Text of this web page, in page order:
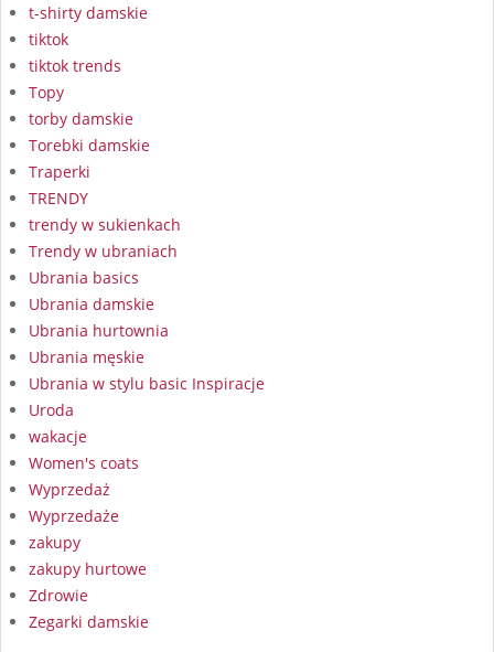
t-shirty damskie
tiktok
tiktok trends
Topy
torby damskie
Torebki damskie
Traperki
TRENDY
trendy w sukienkach
Trendy w ubraniach
Ubrania basics
Ubrania damskie
Ubrania hurtownia
Ubrania męskie
Ubrania w stylu basic Inspiracje
Uroda
wakacje
Women's coats
Wyprzedaż
Wyprzedaże
zakupy
zakupy hurtowe
Zdrowie
Zegarki damskie